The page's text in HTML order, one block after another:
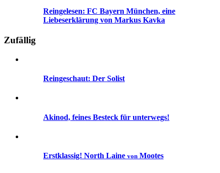
Reingelesen: FC Bayern München, eine
Liebeserklärung von Markus Kavka
Zufällig
Reingeschaut: Der Solist
Akinod, feines Besteck für unterwegs!
Erstklassig! North Laine von Mootes